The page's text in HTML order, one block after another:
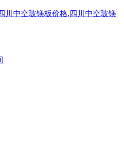
川中空玻镁板价格, 四川中空玻镁